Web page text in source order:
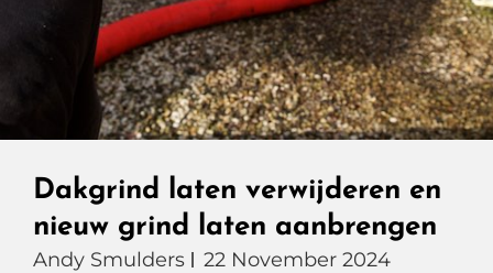
Dakgrind laten verwijderen en
nieuw grind laten aanbrengen
Andy Smulders 22 November 2024